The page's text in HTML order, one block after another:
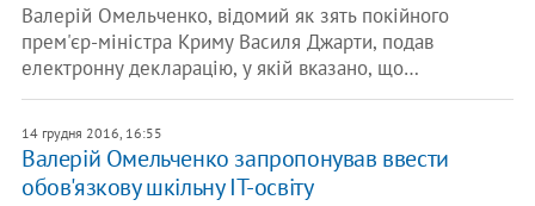
Валерій Омельченко, відомий як зять покійного
прем'єр-міністра Криму Василя Джарти, подав
електронну декларацію, у якій вказано, що…
14 грудня 2016, 16:55
Валерій Омельченко запропонував ввести
обов'язкову шкільну IT-освіту